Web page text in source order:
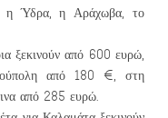
η Ύδρα, η Αράχωβα, το
ξεκινούν από 600 ευρώ,
από 180 €, στη
από 285 ευρώ.